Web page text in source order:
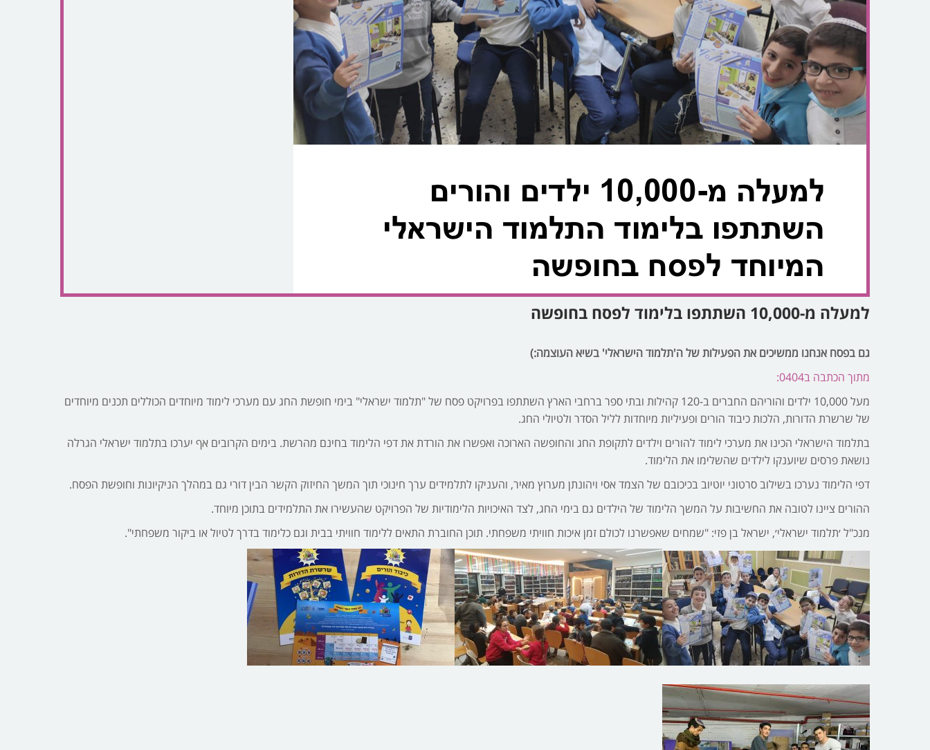
למעלה מ-10,000 השתתפו בלימוד לפסח בחופשה
גם בפסח אנחנו ממשיכים את הפעילות של ה'תלמוד הישראלי' בשיא העוצמה:)
מתוך הכתבה ב0404:
מעל 10,000 ילדים והוריהם החברים ב-120 קהילות ובתי ספר ברחבי הארץ השתתפו בפרויקט פסח של "תלמוד ישראלי" בימי חופשת החג עם מערכי לימוד מיוחדים הכוללים תכנים מיוחדים
של שרשרת הדורות, הלכות כיבוד הורים ופעיליות מיוחדות לליל הסדר ולטיולי החג.
בתלמוד הישראלי הכינו את מערכי לימוד להורים וילדים לתקופת החג והחופשה הארוכה ואפשרו את הורדת את דפי הלימוד בחינם מהרשת. בימים הקרובים אף יערכו בתלמוד ישראלי הגרלה
נושאת פרסים שיוענקו לילדים שהשלימו את הלימוד.
דפי הלימוד נערכו בשילוב סרטוני יוטיוב בכיכובם של הצמד אסי ויהונתן מערוץ מאיר, והעניקו לתלמידים ערך חינוכי תוך המשך החיזוק הקשר הבין דורי גם במהלך הניקיונות וחופשת הפסח.
ההורים ציינו לטובה את החשיבות על המשך הלימוד של הילדים גם בימי החג, לצד האיכויות הלימודיות של הפרויקט שהעשירו את התלמידים בתוכן מיוחד.
מנכ"ל ׳תלמוד ישראלי׳, ישראל בן פזי: "שמחים שאפשרנו לכולם זמן איכות חוויתי משפחתי. תוכן החוברת התאים ללימוד חוויתי בבית וגם כלימוד בדרך לטיול או ביקור משפחתי".